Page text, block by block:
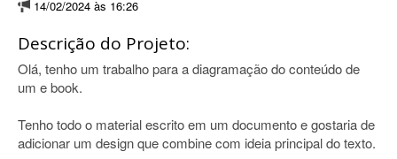
14/02/2024 às 16:26
Descrição do Projeto:
Olá, tenho um trabalho para a diagramação do conteúdo de
um e book.
Tenho todo o material escrito em um documento e gostaria de
adicionar um design que combine com ideia principal do texto.